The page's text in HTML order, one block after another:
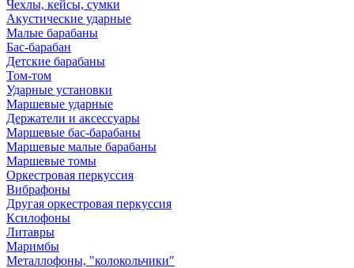
Чехлы, кейсы, сумки
Акустические ударные
Mалые барабаны
Бас-барабан
Детские барабаны
Том-том
Ударные установки
Маршевые ударные
Держатели и аксессуары
Маршевые бас-барабаны
Маршевые малые барабаны
Маршевые томы
Оркестровая перкуссия
Вибрафоны
Другая оркестровая перкуссия
Ксилофоны
Литавры
Маримбы
Металлофоны, "колокольчики"